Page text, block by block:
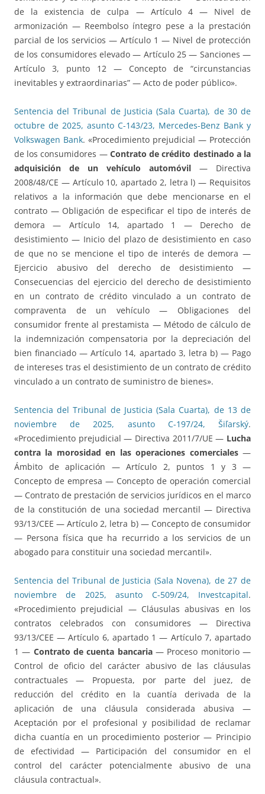
de la existencia de culpa — Artículo 4 — Nivel de
armonización — Reembolso íntegro pese a la prestación
parcial de los servicios — Artículo 1 — Nivel de protección
de los consumidores elevado — Artículo 25 — Sanciones —
Artículo 3, punto 12 — Concepto de “circunstancias
inevitables y extraordinarias” — Acto de poder público».
Sentencia del Tribunal de Justicia (Sala Cuarta), de 30 de
octubre de 2025, asunto C-143/23, Mercedes-Benz Bank y
Volkswagen Bank. «Procedimiento prejudicial — Protección
de los consumidores — Contrato de crédito destinado a la
adquisición de un vehículo automóvil — Directiva
2008/48/CE — Artículo 10, apartado 2, letra l) — Requisitos
relativos a la información que debe mencionarse en el
contrato — Obligación de especificar el tipo de interés de
demora — Artículo 14, apartado 1 — Derecho de
desistimiento — Inicio del plazo de desistimiento en caso
de que no se mencione el tipo de interés de demora —
Ejercicio abusivo del derecho de desistimiento —
Consecuencias del ejercicio del derecho de desistimiento
en un contrato de crédito vinculado a un contrato de
compraventa de un vehículo — Obligaciones del
consumidor frente al prestamista — Método de cálculo de
la indemnización compensatoria por la depreciación del
bien financiado — Artículo 14, apartado 3, letra b) — Pago
de intereses tras el desistimiento de un contrato de crédito
vinculado a un contrato de suministro de bienes».
Sentencia del Tribunal de Justicia (Sala Cuarta), de 13 de
noviembre de 2025, asunto C-197/24, Šiľarský.
«Procedimiento prejudicial — Directiva 2011/7/UE — Lucha
contra la morosidad en las operaciones comerciales—
Ámbito de aplicación — Artículo 2, puntos 1 y 3 —
Concepto de empresa — Concepto de operación comercial
— Contrato de prestación de servicios jurídicos en el marco
de la constitución de una sociedad mercantil — Directiva
93/13/CEE — Artículo 2, letra b) — Concepto de consumidor
— Persona física que ha recurrido a los servicios de un
abogado para constituir una sociedad mercantil».
Sentencia del Tribunal de Justicia (Sala Novena), de 27 de
noviembre de 2025, asunto C-509/24, Investcapital.
«Procedimiento prejudicial — Cláusulas abusivas en los
contratos celebrados con consumidores — Directiva
93/13/CEE — Artículo 6, apartado 1 — Artículo 7, apartado
1 — Contrato de cuenta bancaria— Proceso monitorio —
Control de oficio del carácter abusivo de las cláusulas
contractuales — Propuesta, por parte del juez, de
reducción del crédito en la cuantía derivada de la
aplicación de una cláusula considerada abusiva —
Aceptación por el profesional y posibilidad de reclamar
dicha cuantía en un procedimiento posterior — Principio
de efectividad — Participación del consumidor en el
control del carácter potencialmente abusivo de una
cláusula contractual».